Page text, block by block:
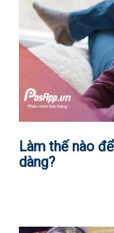
Làm thế nào
dàng?